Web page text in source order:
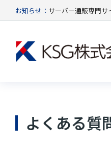
お知らせ： サーバー通販専門サ
よくある質